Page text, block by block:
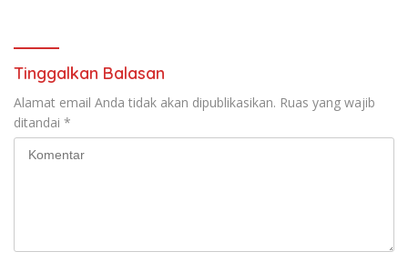
Tinggalkan Balasan
Alamat email Anda tidak akan dipublikasikan. Ruas yang wajib
ditandai *